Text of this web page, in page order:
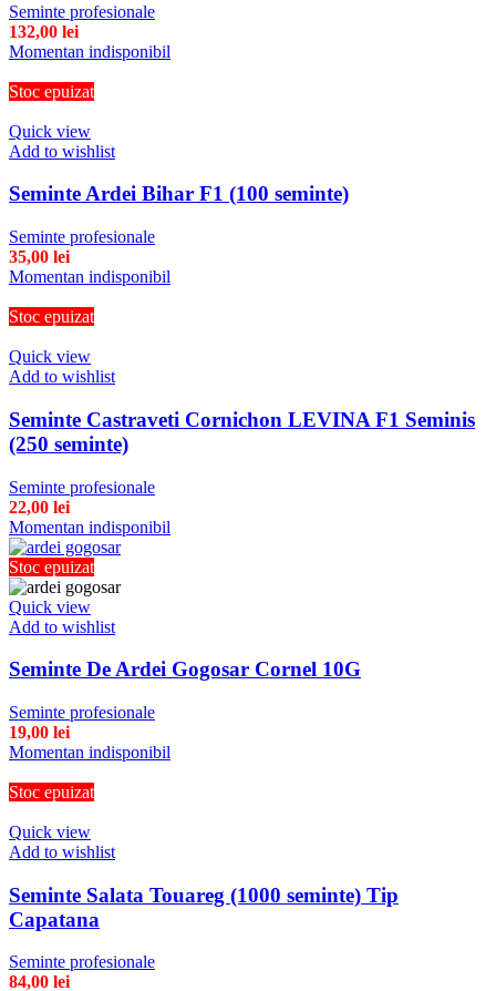
Seminte profesionale
132,00 lei
Momentan indisponibil
Stoc epuizat
Quick view
Add to wishlist
Seminte Ardei Bihar F1 (100 seminte)
Seminte profesionale
35,00 lei
Momentan indisponibil
Stoc epuizat
Quick view
Add to wishlist
Seminte Castraveti Cornichon LEVINA F1 Seminis
(250 seminte)
Seminte profesionale
22,00 lei
Momentan indisponibil
Stoc epuizat
Quick view
Add to wishlist
Seminte De Ardei Gogosar Cornel 10G
Seminte profesionale
19,00 lei
Momentan indisponibil
Stoc epuizat
Quick view
Add to wishlist
Seminte Salata Touareg (1000 seminte) Tip
Capatana
Seminte profesionale
84,00 lei